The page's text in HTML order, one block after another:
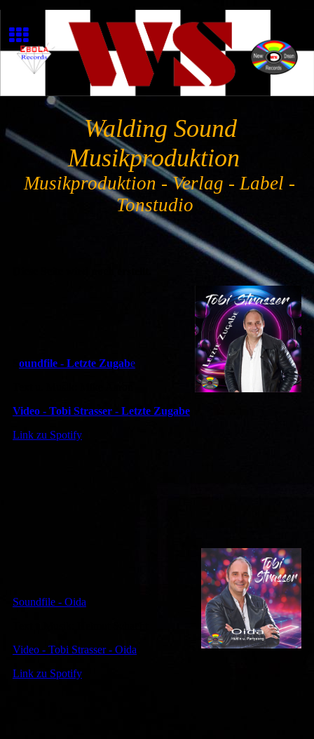
Walding Sound
Musikproduktion
Musikproduktion - Verlag - Label -
Tonstudio
oundfile - Letzte Zugabe
Video - Tobi Strasser - Letzte Zugabe
Link zu Spotify
Soundfile - Oida
Video - Tobi Strasser - Oida
Link zu Spotify